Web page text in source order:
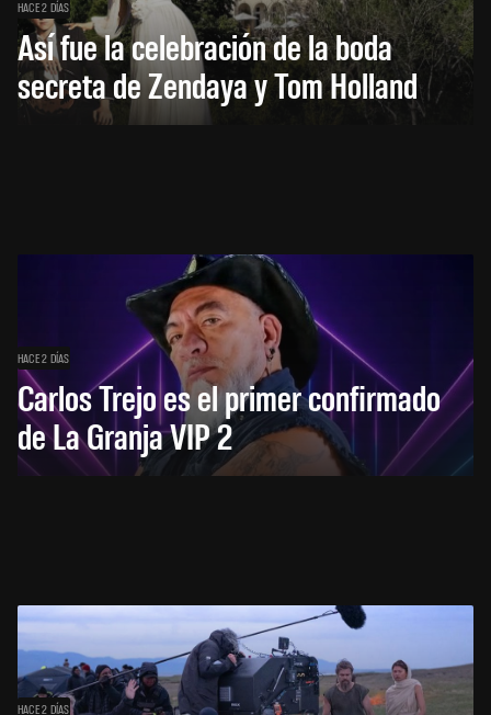
HACE 2 DÍAS
Así fue la celebración de la boda
secreta de Zendaya y Tom Holland
HACE 2 DÍAS
Carlos Trejo es el primer confirmado
de La Granja VIP 2
HACE 2 DÍAS